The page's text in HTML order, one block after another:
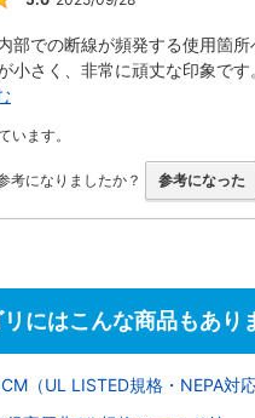
部での断線が頻発する使用箇所
小さく、非常に頑丈な印象で
います。
考になりましたか？ 参考になった
にはこんな商品もあり
（UL LISTED規格・NEPA対